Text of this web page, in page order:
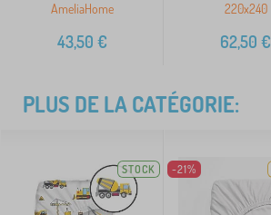
AmeliaHome
43,50 €
220x240
62,50 €
PLUS DE LA CATÉGORIE:
STOCK -21%